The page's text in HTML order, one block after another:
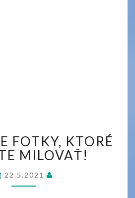
FOTKY,
KTORÉ
BUDETE
MILOVAŤ!
FOTKY, KTORÉ
MILOVAŤ!
22.5.2021